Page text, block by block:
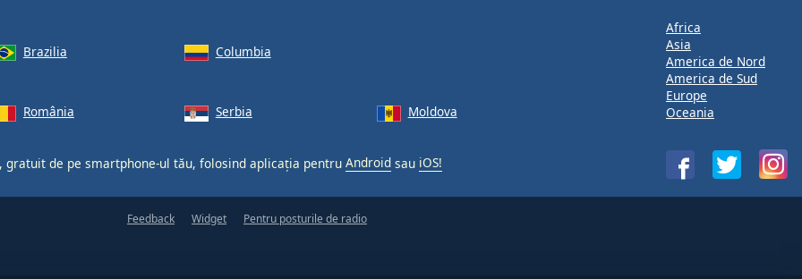
Brazilia Columbia
România Serbia Moldova
, gratuit de pe smartphone-ul tău, folosind aplicația pentru Android sau iOS!
Africa
Asia
America de Nord
America de Sud
Europe
Oceania
Feedback Widget Pentru posturile de radio